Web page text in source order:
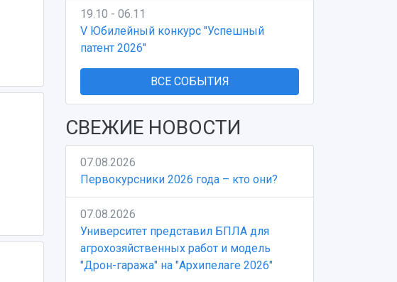
19.10 - 06.11
V Юбилейный конкурс "Успешный
патент 2026"
ВСЕ СОБЫТИЯ
СВЕЖИЕ НОВОСТИ
07.08.2026
Первокурсники 2026 года – кто они?
07.08.2026
Университет представил БПЛА для
агрохозяйственных работ и модель
"Дрон-гаража" на "Архипелаге 2026"